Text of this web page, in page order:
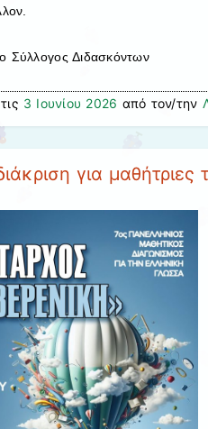
Σύλλογος Διδασκόντων
3 Ιουνίου 2026 από τον/την
για